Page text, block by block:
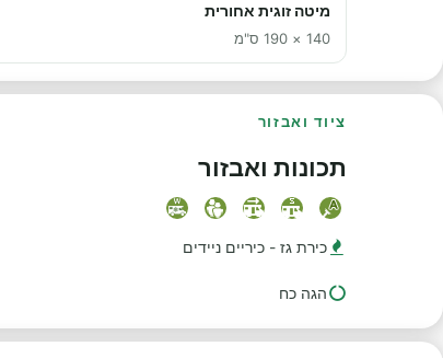
מיטה זוגית אחורית
140 × 190 ס"מ
ציוד ואבזור
תכונות ואבזור
כירת גז - כיריים ניידים
הגה כח